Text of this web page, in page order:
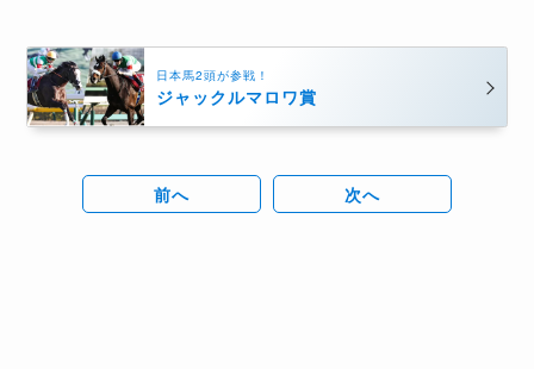
日本馬2頭が参戦！
ジャックルマロワ賞
前へ 次へ